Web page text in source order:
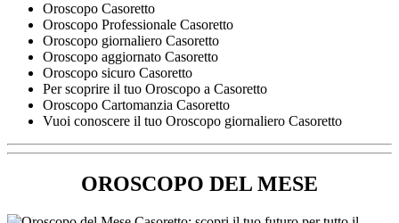
Oroscopo Casoretto
Oroscopo Professionale Casoretto
Oroscopo giornaliero Casoretto
Oroscopo aggiornato Casoretto
Oroscopo sicuro Casoretto
Per scoprire il tuo Oroscopo a Casoretto
Oroscopo Cartomanzia Casoretto
Vuoi conoscere il tuo Oroscopo giornaliero Casoretto
OROSCOPO DEL MESE